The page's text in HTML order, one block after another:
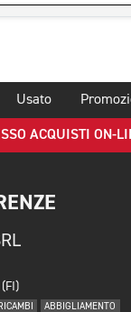
Usato
ACQUISTI ON-
RICAMBI ABBIGLIAMENTO